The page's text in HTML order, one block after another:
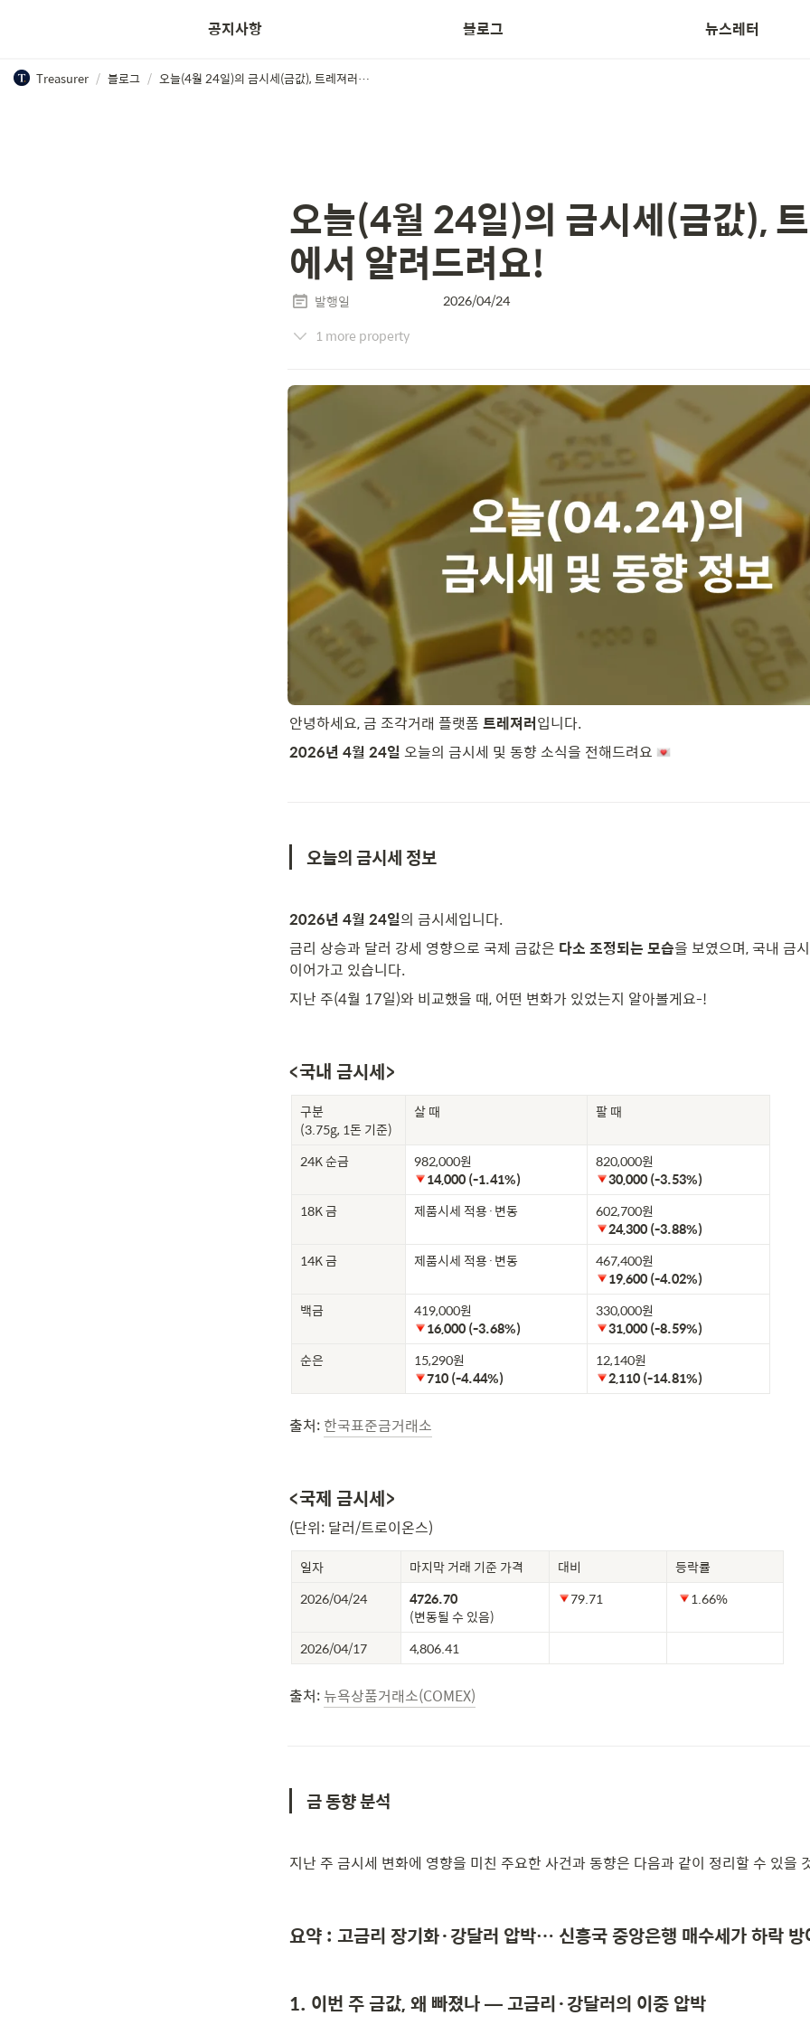
공지사항 블로그 뉴스레터
Treasurer / 블로그 / 오늘(4월 24일)의 금시세(금값), 트레져러에서 알려드려요!
Treasurer News
오늘(4월 24일)의 금시세(금값),
에서 알려드려요!
발행일
2026/04/24
1 more property
안녕하세요, 금 조각거래 플랫폼 트레져러입니다.
2026년 4월 24일 오늘의 금시세 및 동향 소식을 전해드려요
오늘의 금시세 정보
2026년 4월 24일의 금시세입니다.
금리 상승과 달러 강세 영향으로 국제 금값은 다소 조정되는 모습을 보였으며, 국내 금
이어가고 있습니다.
지난 주(4월 17일)와 비교했을 때, 어떤 변화가 있었는지 알아볼게요-!
<국내 금시세>
구분
(3.75g, 1돈 기준)
살 때 팔 때
24K 순금
14,000 (-1.41%)
30,000 (-3.53%)
18K 금
제품시세 적용·변동
24,300 (-3.88%)
14K 금
제품시세 적용·변동
19,600 (-4.02%)
백금
16,000 (-3.68%)
31,000 (-8.59%)
순은
710 (-4.44%)
2,110 (-14.81%)
출처: 한국표준금거래소
<국제 금시세>
(단위: 달러/트로이온스)
일자 마지막 거래 기준 가격 대비
등락률
2026/04/24
(변동될 수 있음)
79.71 1.66%
2026/04/17 4,806.41
출처: 뉴욕상품거래소(COMEX)
금 동향 분석
지난 주 금시세 변화에 영향을 미친 주요한 사건과 동향은 다음과 같이 정리할 수 있을
요약 : 고금리 장기화·강달러 압박… 신흥국 중앙은행 매수세가 하락 방
1. 이번 주 금값, 왜 빠졌나 — 고금리·강달러의 이중 압박